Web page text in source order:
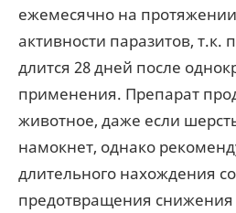
ежемесячно на протяжении
активности паразитов, т.к.
длится 28 дней после
применения. Препарат
животное, даже если
намокнет, однако
длительного нахождения
предотвращения снижения